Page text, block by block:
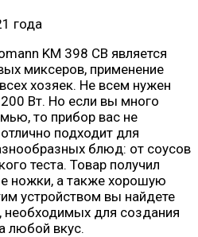
KM 398 CB является
миксеров, применение
хозяек. Не всем нужен
Вт. Но если вы много
то прибор вас не
подходит для
блюд: от соусов
теста. Товар получил
ножки, а также хорошую
устройством вы найдете
необходимых для создания
любой вкус.